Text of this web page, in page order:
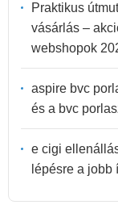
Praktikus
vásárlás –
webshopok
aspire bvc
és a bvc
e cigi
lépésre a jobb